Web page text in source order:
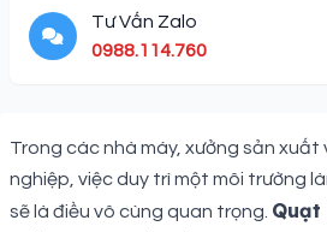
Tư Vấn Zalo
0988.114.760
Trong các nhà máy, xưởng sản
nghiệp, việc duy trì một môi trường
sẽ là điều vô cùng quan trọng.